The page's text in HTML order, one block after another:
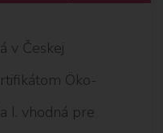
v Českej
Öko-
I. vhodná pre